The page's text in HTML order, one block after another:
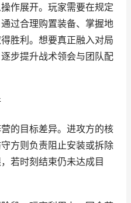
作展开。玩家需要在规定
过合理购置装备、掌握地
胜利。想要真正融入对局
步提升战术领会与团队配
的目标差异。进攻方的核
方则负责阻止安装或拆除
若时刻结束仍未达成目